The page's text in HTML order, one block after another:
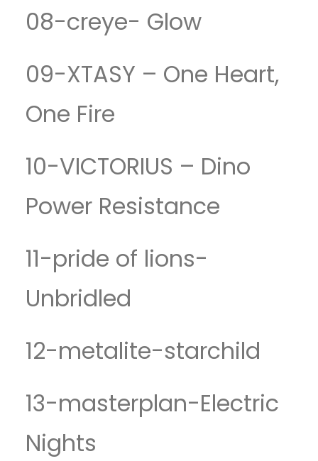
08-creye- Glow
09-XTASY – One Heart,
One Fire
10-VICTORIUS – Dino
Power Resistance
11-pride of lions-
Unbridled
12-metalite-starchild
13-masterplan-Electric
Nights